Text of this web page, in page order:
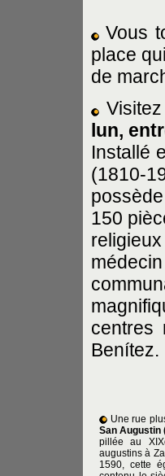
Vous
place
de
lun,
Installé
(1810-
150
centres
Benítez.
Une rue
San Augustin
pillée au
augustins à
1590, cette